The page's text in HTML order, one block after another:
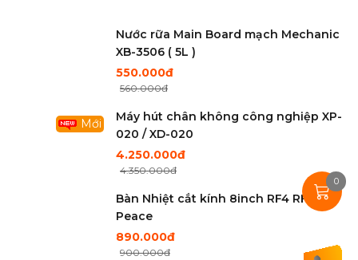
Nước rữa Main Board mạch Mechanic
XB-3506 ( 5L )
550.000đ
560.000đ
Mới
Máy hút chân không công nghiệp XP-
020 / XD-020
4.250.000đ
4.350.000đ
Bàn Nhiệt cắt kính 8inch RF4 RF-
Peace
890.000đ
900.000đ
0